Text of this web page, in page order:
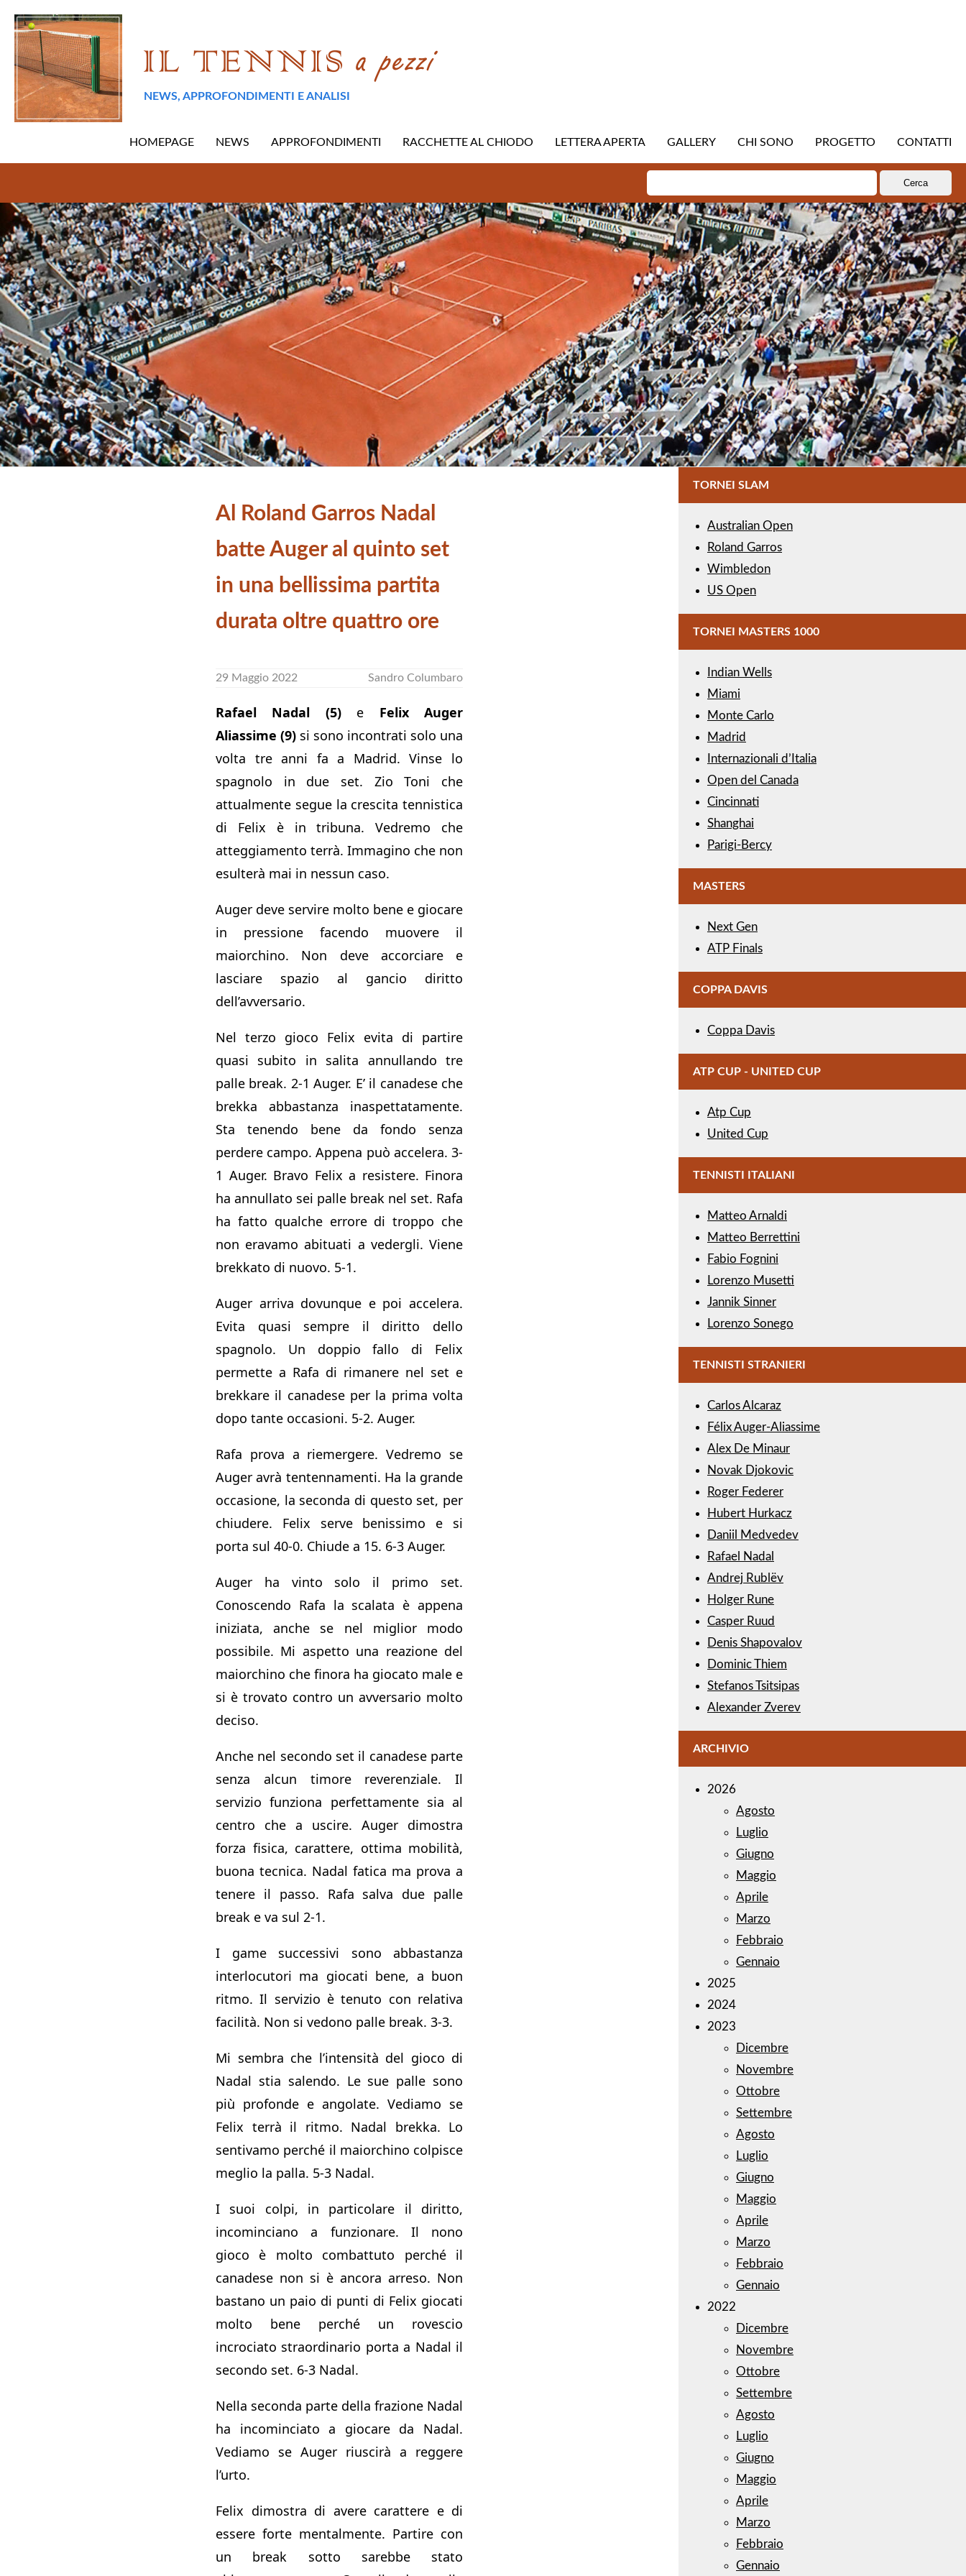
NEWS, APPROFONDIMENTI E ANALISI
HOMEPAGE NEWS APPROFONDIMENTI RACCHETTE AL CHIODO LETTERA APERTA GALLERY CHI SONO PROGETTO CONTATTI
per:
Al Roland Garros Nadal
batte Auger al quinto set
in una bellissima partita
durata oltre quattro ore
29 Maggio 2022 Sandro Columbaro
Rafael Nadal (5)e Felix Auger
Aliassime (9) si sono incontrati solo una
volta tre anni fa a Madrid. Vinse lo
spagnolo in due set. Zio Toni che
attualmente segue la crescita tennistica
di Felix è in tribuna. Vedremo che
atteggiamento terrà. Immagino che non
esulterà mai in nessun caso.
Auger deve servire molto bene e giocare
in pressione facendo muovere il
maiorchino. Non deve accorciare e
lasciare spazio al gancio diritto
dell’avversario.
Nel terzo gioco Felix evita di partire
quasi subito in salita annullando tre
palle break. 2-1 Auger. E’ il canadese che
brekka abbastanza inaspettatamente.
Sta tenendo bene da fondo senza
perdere campo. Appena può accelera. 3-
1 Auger. Bravo Felix a resistere. Finora
ha annullato sei palle break nel set. Rafa
ha fatto qualche errore di troppo che
non eravamo abituati a vedergli. Viene
brekkato di nuovo. 5-1.
Auger arriva dovunque e poi accelera.
Evita quasi sempre il diritto dello
spagnolo. Un doppio fallo di Felix
permette a Rafa di rimanere nel set e
brekkare il canadese per la prima volta
dopo tante occasioni. 5-2. Auger.
Rafa prova a riemergere. Vedremo se
Auger avrà tentennamenti. Ha la grande
occasione, la seconda di questo set, per
chiudere. Felix serve benissimo e si
porta sul 40-0. Chiude a 15. 6-3 Auger.
Auger ha vinto solo il primo set.
Conoscendo Rafa la scalata è appena
iniziata, anche se nel miglior modo
possibile. Mi aspetto una reazione del
maiorchino che finora ha giocato male e
si è trovato contro un avversario molto
deciso.
Anche nel secondo set il canadese parte
senza alcun timore reverenziale. Il
servizio funziona perfettamente sia al
centro che a uscire. Auger dimostra
forza fisica, carattere, ottima mobilità,
buona tecnica. Nadal fatica ma prova a
tenere il passo. Rafa salva due palle
break e va sul 2-1.
I game successivi sono abbastanza
interlocutori ma giocati bene, a buon
ritmo. Il servizio è tenuto con relativa
facilità. Non si vedono palle break. 3-3.
Mi sembra che l’intensità del gioco di
Nadal stia salendo. Le sue palle sono
più profonde e angolate. Vediamo se
Felix terrà il ritmo. Nadal brekka. Lo
sentivamo perché il maiorchino colpisce
meglio la palla. 5-3 Nadal.
I suoi colpi, in particolare il diritto,
incominciano a funzionare. Il nono
gioco è molto combattuto perché il
canadese non si è ancora arreso. Non
bastano un paio di punti di Felix giocati
molto bene perché un rovescio
incrociato straordinario porta a Nadal il
secondo set. 6-3 Nadal.
Nella seconda parte della frazione Nadal
ha incominciato a giocare da Nadal.
Vediamo se Auger riuscirà a reggere
l’urto.
Felix dimostra di avere carattere e di
essere forte mentalmente. Partire con
un break sotto sarebbe stato
TORNEI SLAM
Australian Open
Roland Garros
Wimbledon
US Open
TORNEI MASTERS 1000
Indian Wells
Miami
Monte Carlo
Madrid
Internazionali d’Italia
Open del Canada
Cincinnati
Shanghai
Parigi-Bercy
MASTERS
Next Gen
ATP Finals
COPPA DAVIS
Coppa Davis
ATP CUP - UNITED CUP
Atp Cup
United Cup
TENNISTI ITALIANI
Matteo Arnaldi
Matteo Berrettini
Fabio Fognini
Lorenzo Musetti
Jannik Sinner
Lorenzo Sonego
TENNISTI STRANIERI
Carlos Alcaraz
Félix Auger-Aliassime
Alex De Minaur
Novak Djokovic
Roger Federer
Hubert Hurkacz
Daniil Medvedev
Rafael Nadal
Andrej Rublëv
Holger Rune
Casper Ruud
Denis Shapovalov
Dominic Thiem
Stefanos Tsitsipas
Alexander Zverev
ARCHIVIO
2026
Agosto
Luglio
Giugno
Maggio
Aprile
Marzo
Febbraio
Gennaio
2025
2024
2023
Dicembre
Novembre
Ottobre
Settembre
Agosto
Luglio
Giugno
Maggio
Aprile
Marzo
Febbraio
Gennaio
2022
Dicembre
Novembre
Ottobre
Settembre
Agosto
Luglio
Giugno
Maggio
Aprile
Marzo
Febbraio
Gennaio